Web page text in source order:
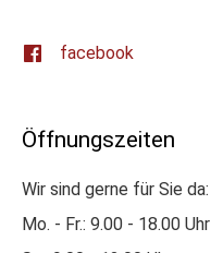
facebook
Öffnungszeiten
Wir sind gerne für Sie da:
Mo. - Fr.: 9.00 - 18.00 Uhr